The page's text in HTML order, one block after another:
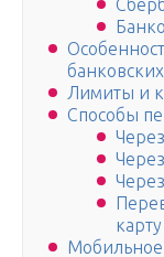
Лимиты и
Способы